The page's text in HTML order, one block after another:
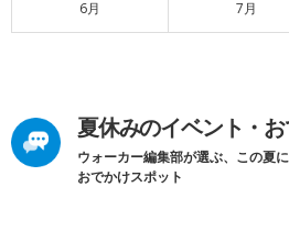
6月 7月
夏休みのイベント・
ウォーカー編集部が選ぶ、この夏
おでかけスポット